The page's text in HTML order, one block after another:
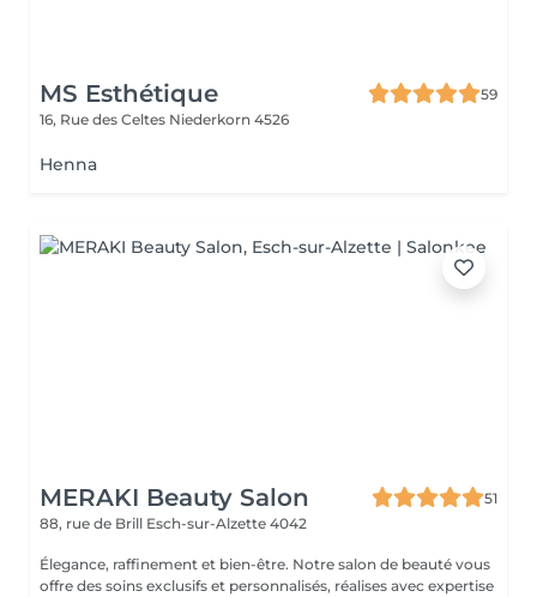
MS Esthétique
59
16, Rue des Celtes Niederkorn 4526
Henna
MERAKI Beauty Salon
51
88, rue de Brill Esch-sur-Alzette 4042
Élegance, raffinement et bien-être. Notre salon de beauté vous
offre des soins exclusifs et personnalisés, réalises avec expertise